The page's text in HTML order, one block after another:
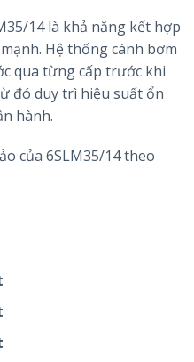
14 là khả năng kết hợp
Hệ thống cánh bơm
qua từng cấp trước khi
đó duy trì hiệu suất ổn
hành.
của 6SLM35/14 theo